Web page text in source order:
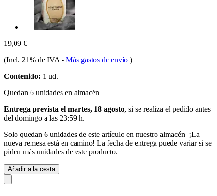
19,09 €
(Incl. 21% de IVA - Más gastos de envío )
Contenido: 1 ud.
Quedan 6 unidades en almacén
Entrega prevista el martes, 18 agosto, si se realiza el pedido antes
del domingo a las 23:59 h.
Solo quedan 6 unidades de este artículo en nuestro almacén. ¡La
nueva remesa está en camino! La fecha de entrega puede variar si se
piden más unidades de este producto.
Añadir a la cesta